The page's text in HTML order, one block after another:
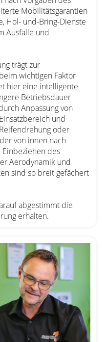
Mobilitätsgarantien
Hol- und-Bring-Dienste
Ausfälle und
trägt zur
wichtigen Faktor
hier eine intelligente
Betriebsdauer
Anpassung von
und
oder
von innen nach
des
Aerodynamik und
sind so breit gefächert
abgestimmt die
erhalten.